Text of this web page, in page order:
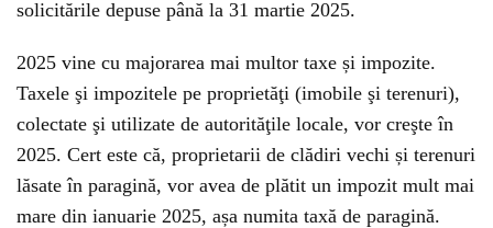
solicitările depuse până la 31 martie 2025.
2025 vine cu majorarea mai multor taxe și impozite.
Taxele şi impozitele pe proprietăţi (imobile şi terenuri),
colectate şi utilizate de autorităţile locale, vor creşte în
2025. Cert este că, proprietarii de clădiri vechi și terenuri
lăsate în paragină, vor avea de plătit un impozit mult mai
mare din ianuarie 2025, așa numita taxă de paragină.